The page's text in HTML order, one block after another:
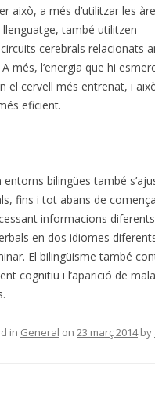
això, a més d’utilitzar les
també utilitzen
cerebrals relacionats
més, l’energia que hi
el cervell més entrenat, i
eficient.
entorns bilingües també
fins i tot abans de
informacions
en dos idiomes
El bilingüisme també
cognitiu i l’aparició de
in General on 23 març 2014by